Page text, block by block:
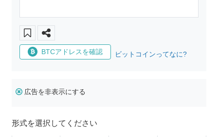
BTCアドレスを確認 ビットコインってなに?
広告を非表示にする
形式を選択してください